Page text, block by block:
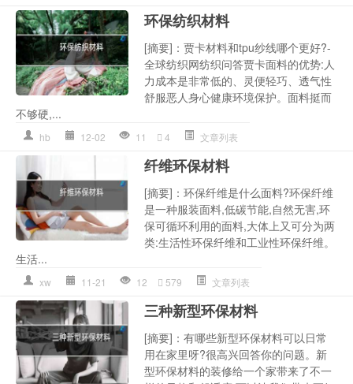
环保纺织材料
[摘要]：贾卡材料和tpu纱线哪个更好?-
全球纺织网纺织问答贾卡面料的优势:人
力成本是非常低的、灵便轻巧、透气性
舒服恶人身心健康环境保护。面料挺而
不够硬,...
hb 12-02 11 4 文章列表
纤维环保材料
[摘要]：环保纤维是什么面料?环保纤维
是一种服装面料,低碳节能,自然无害,环
保可循环利用的面料,大体上又可分为两
类:生活性环保纤维和工业性环保纤维。
生活...
xw 11-21 12 579 文章列表
三种新型环保材料
[摘要]：有哪些新型环保材料可以日常
用在家里呀?很高兴回答你的问题。新
型环保材料的装修给一个家带来了不一